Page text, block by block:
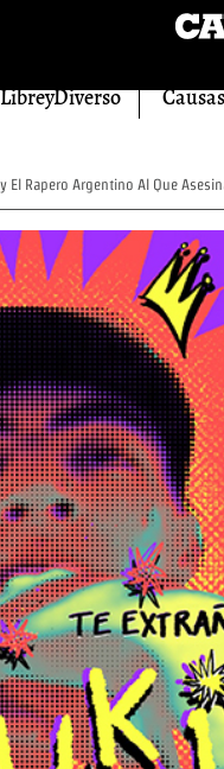
LibreyDiverso Causas
El Rapero Argentino Al Que